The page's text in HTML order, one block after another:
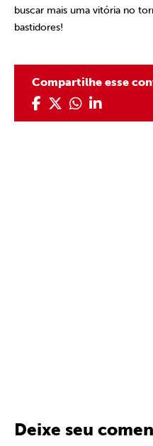
buscar mais uma vitória no
bastidores!
Compartilhe esse
Deixe seu